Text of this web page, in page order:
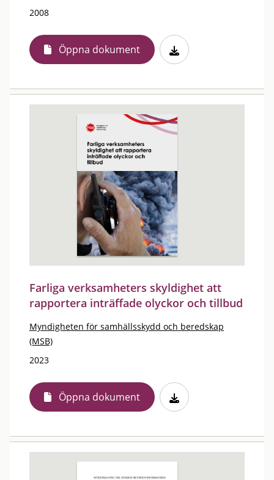
2008
Öppna dokument
Farliga verksamheters skyldighet att
rapportera inträffade olyckor och tillbud
Myndigheten för samhällsskydd och beredskap
(MSB)
2023
Öppna dokument